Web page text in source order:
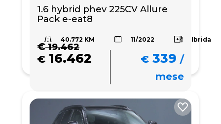
1.6 hybrid phev 225CV Allure
Pack e-eat8
40.772 KM 11/2022 Ibrida
€19.462
€ 16.462 € 339 /
mese